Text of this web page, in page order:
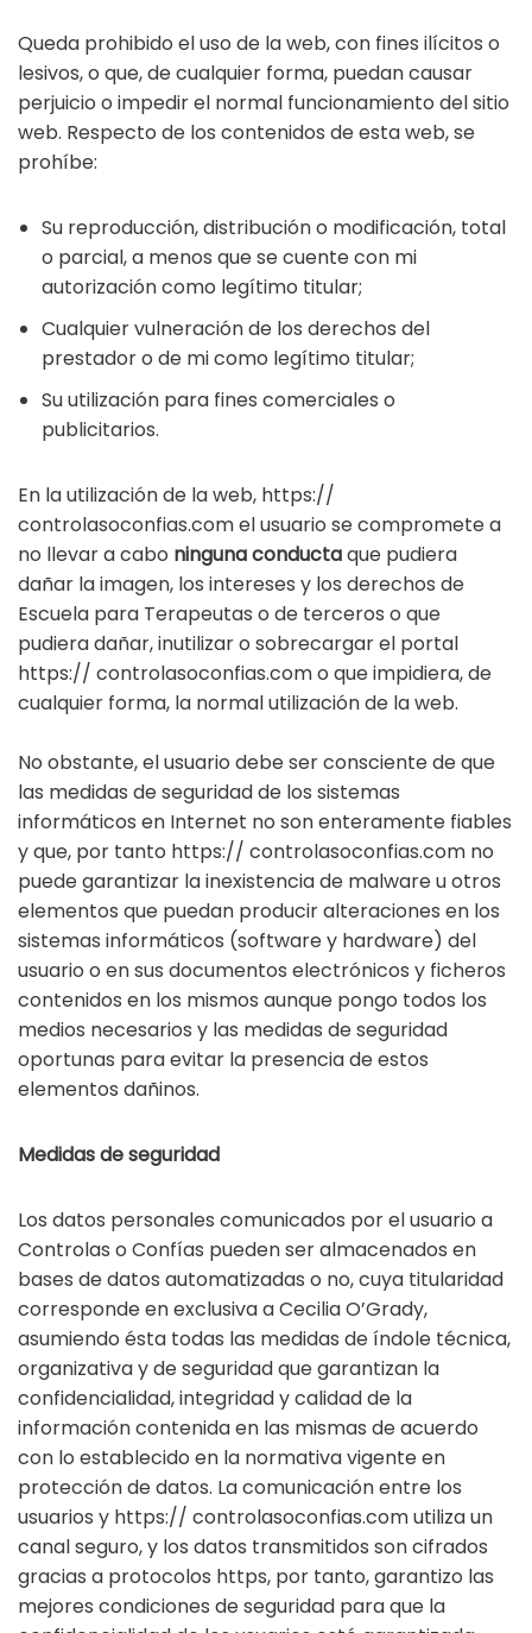
Queda prohibido el uso de la web, con fines ilícitos o
lesivos, o que, de cualquier forma, puedan causar
perjuicio o impedir el normal funcionamiento del sitio
web. Respecto de los contenidos de esta web, se
prohíbe:
Su reproducción, distribución o modificación, total
o parcial, a menos que se cuente con mi
autorización como legítimo titular;
Cualquier vulneración de los derechos del
prestador o de mi como legítimo titular;
Su utilización para fines comerciales o
publicitarios.
En la utilización de la web, https://
controlasoconfias.com el usuario se compromete a
no llevar a cabo ninguna conductaque pudiera
dañar la imagen, los intereses y los derechos de
Escuela para Terapeutas o de terceros o que
pudiera dañar, inutilizar o sobrecargar el portal
https:// controlasoconfias.com o que impidiera, de
cualquier forma, la normal utilización de la web.
No obstante, el usuario debe ser consciente de que
las medidas de seguridad de los sistemas
informáticos en Internet no son enteramente fiables
y que, por tanto https:// controlasoconfias.com no
puede garantizar la inexistencia de malware u otros
elementos que puedan producir alteraciones en los
sistemas informáticos (software y hardware) del
usuario o en sus documentos electrónicos y ficheros
contenidos en los mismos aunque pongo todos los
medios necesarios y las medidas de seguridad
oportunas para evitar la presencia de estos
elementos dañinos.
Medidas de seguridad
Los datos personales comunicados por el usuario a
Controlas o Confías pueden ser almacenados en
bases de datos automatizadas o no, cuya titularidad
corresponde en exclusiva a Cecilia O’Grady,
asumiendo ésta todas las medidas de índole técnica,
organizativa y de seguridad que garantizan la
confidencialidad, integridad y calidad de la
información contenida en las mismas de acuerdo
con lo establecido en la normativa vigente en
protección de datos. La comunicación entre los
usuarios y https:// controlasoconfias.com utiliza un
canal seguro, y los datos transmitidos son cifrados
gracias a protocolos https, por tanto, garantizo las
mejores condiciones de seguridad para que la